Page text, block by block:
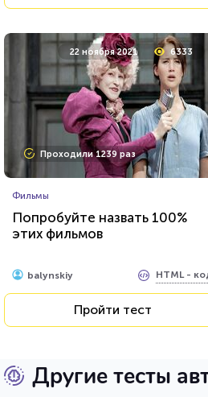
22 ноября 2021 6333
Проходили 1239 раз
Фильмы
Попробуйте назвать 100%
этих фильмов
balynskiy HTML -
Пройти тест
Другие тесты